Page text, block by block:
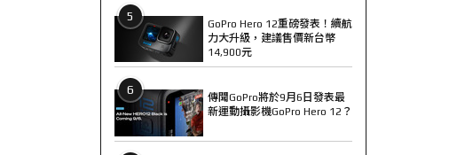
5
GoPro Hero 12重磅發表！續航
力大升級，建議售價新台幣
14,900元
6
傳聞GoPro將於9月6日發表最
新運動攝影機GoPro Hero 12？